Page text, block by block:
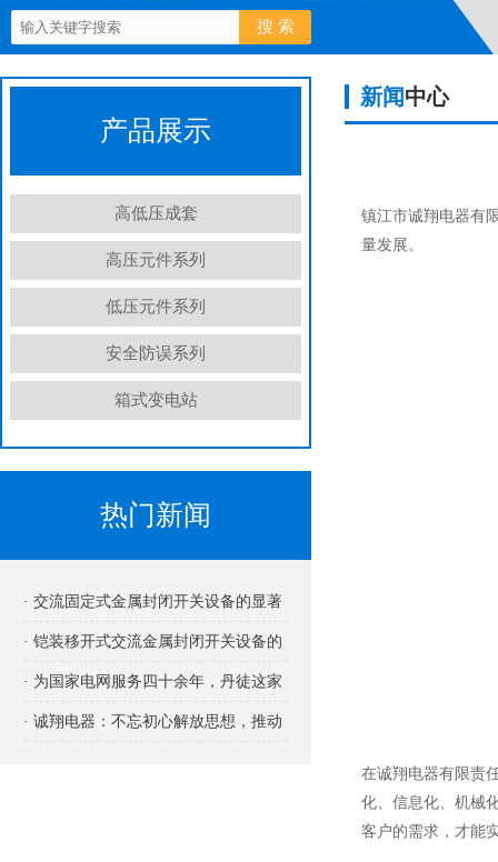
产品展示
高低压成套
高压元件系列
低压元件系列
安全防误系列
箱式变电站
热门新闻
· 交流固定式金属封闭开关设备的显著
优势
· 铠装移开式交流金属封闭开关设备的
用途
· 为国家电网服务四十余年，丹徒这家
企业厉害在哪里?
· 诚翔电器：不忘初心解放思想，推动
新闻中心
镇江市诚翔电器有
量发展。
在诚翔电器有限责
化、信息化、机械
客户的需求，才能